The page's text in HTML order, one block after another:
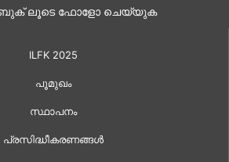
ലൂടെ ഫോളോ ചെയ്യുക
ILFK 2025
പൂമുഖം
സ്ഥാപനം
പ്രസിദ്ധീകരണങ്ങൾ